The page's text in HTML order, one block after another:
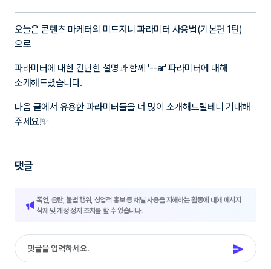
오늘은 콘텐츠 마케터의 미드저니 파라미터 사용법(기본편 1탄)
으로
파라미터에 대한 간단한 설명과 함께 '--ar' 파라미터에 대해
소개해드렸습니다.
다음 글에서 유용한 파라미터들을 더 많이 소개해드릴테니 기대해
주세요!✨
댓글
폭언, 음란, 불법 행위, 상업적 홍보 등 채널 사용을 저해하는 활동에 대해 메시지
삭제 및 계정 정지 조치를 할 수 있습니다.